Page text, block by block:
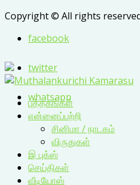
Copyright © All rights
facebook
twitter
whatsapp
புத்தகங்கள்
என்னைப்பற்றி
சினிமா / நாடகம்
விருதுகள்
இ புக்ஸ்
செய்திகள்
வீடியோஸ்